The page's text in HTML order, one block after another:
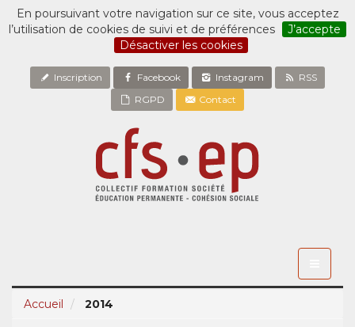
En poursuivant votre navigation sur ce site, vous acceptez
l’utilisation de cookies de suivi et de préférences
J’accepte
Désactiver les cookies
Inscription Facebook Instagram
RSS
RGPD
Contact
Accueil
2014